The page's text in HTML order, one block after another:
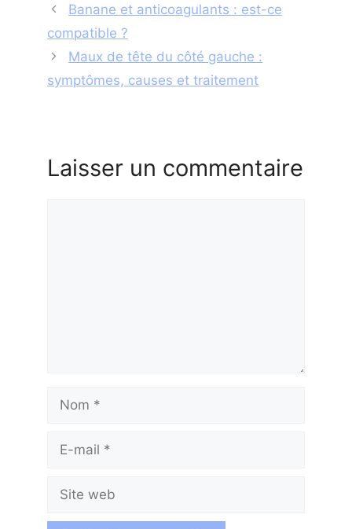
Banane et anticoagulants : est-ce
compatible ?
Maux de tête du côté gauche :
symptômes, causes et traitement
Laisser un commentaire
Nom
Site
web